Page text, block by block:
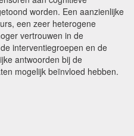
worden. Een aanzienlijke
een zeer heterogene
vertrouwen in de
interventiegroepen en de
antwoorden bij de
mogelijk beïnvloed hebben.